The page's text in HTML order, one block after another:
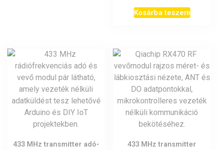
Kosárba teszem
433 MHz transmitter adó-
433 MHz transmitter